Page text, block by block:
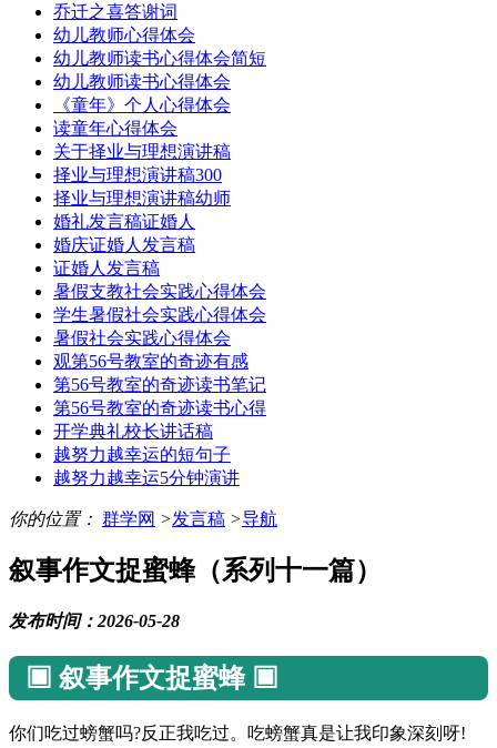
乔迁之喜答谢词
幼儿教师心得体会
幼儿教师读书心得体会简短
幼儿教师读书心得体会
《童年》个人心得体会
读童年心得体会
关于择业与理想演讲稿
择业与理想演讲稿300
择业与理想演讲稿幼师
婚礼发言稿证婚人
婚庆证婚人发言稿
证婚人发言稿
暑假支教社会实践心得体会
学生暑假社会实践心得体会
暑假社会实践心得体会
观第56号教室的奇迹有感
第56号教室的奇迹读书笔记
第56号教室的奇迹读书心得
开学典礼校长讲话稿
越努力越幸运的短句子
越努力越幸运5分钟演讲
你的位置： 群学网 >发言稿 >导航
叙事作文捉蜜蜂（系列十一篇）
发布时间：2026-05-28
▣ 叙事作文捉蜜蜂 ▣
你们吃过螃蟹吗?反正我吃过。吃螃蟹真是让我印象深刻呀!